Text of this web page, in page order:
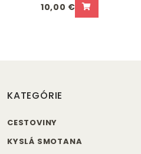
10,00 €
KATEGÓRIE
CESTOVINY
KYSLÁ SMOTANA